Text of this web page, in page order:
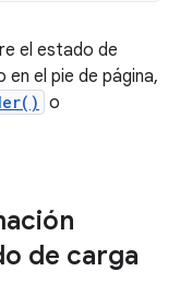
el estado de
el pie de página,
o
de carga